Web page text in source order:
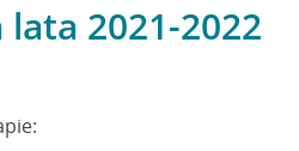
2021-2022